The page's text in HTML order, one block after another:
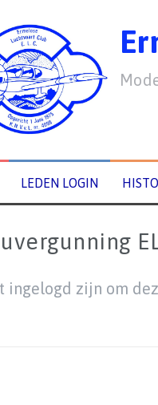
LEDEN LOGIN
ingelogd zijn om